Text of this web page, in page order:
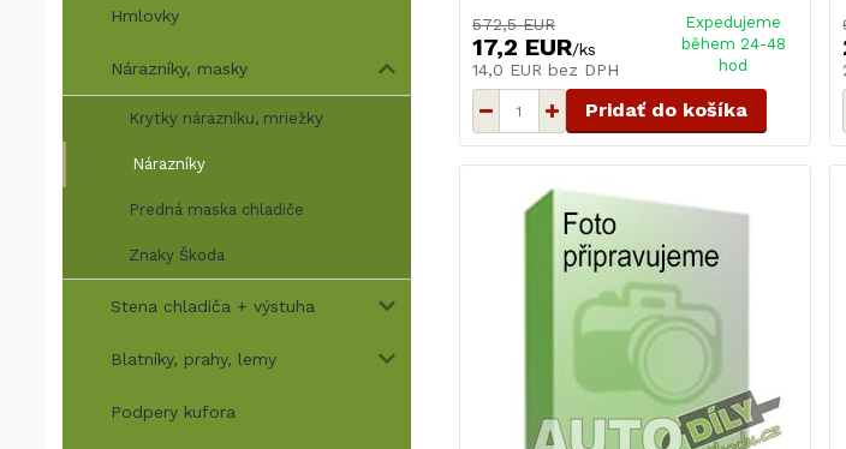
Hmlovky
Nárazníky, masky
Krytky nárazníku, mriežky
Nárazníky
Predná maska chladiče
Znaky Škoda
Stena chladiča + výstuha
Blatníky, prahy, lemy
Podpery kufora
572,5 EUR
17,2 EUR/ks
14,0 EUR bez DPH
Expedujeme
během 24-48
hod
Pridať do košíka